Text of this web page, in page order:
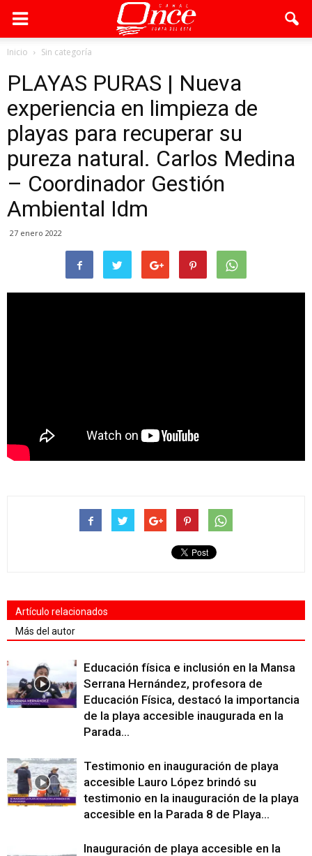
Inicio Sin categoría
PLAYAS PURAS | Nueva
experiencia en limpieza de
playas para recuperar su
pureza natural. Carlos Medina
– Coordinador Gestión
Ambiental Idm
27 enero 2022
Artículo relacionados
Más del autor
Educación física e inclusión en la Mansa
Serrana Hernández, profesora de
Educación Física, destacó la importancia
de la playa accesible inaugurada en la
Parada...
Testimonio en inauguración de playa
accesible Lauro López brindó su
testimonio en la inauguración de la playa
accesible en la Parada 8 de Playa...
Inauguración de playa accesible en la